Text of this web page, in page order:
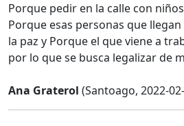
Porque pedir en la calle con
Porque esas personas que
la paz y Porque el que viene a
por lo que se busca legalizar de
Ana Graterol (Santoago, 2022-